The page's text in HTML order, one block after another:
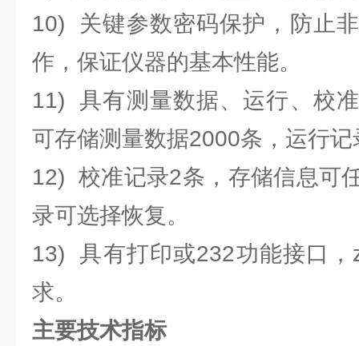
10) 关键参数密码保护，防止
作，保证仪器的基本性能。
11) 具有测量数据、运行、校
可存储测量数据2000条，运行
12) 校准记录2条，存储信息可
录可选择恢复。
13) 具有打印或232功能接口
求。
主要技术指标